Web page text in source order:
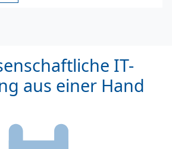
IT-
aus einer Hand